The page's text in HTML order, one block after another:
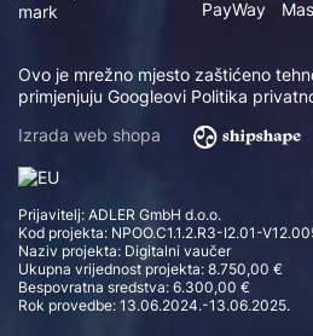
Ovo je mrežno mjesto zaštićeno
primjenjuju Googleovi Politika
Izrada web shopa
Prijavitelj: ADLER GmbH d.o.o.
Kod projekta: NPOO.C1.1.2.R3-I2.01-
Naziv projekta: Digitalni vaučer
Ukupna vrijednost projekta: 8.750,00 €
Bespovratna sredstva: 6.300,00 €
Rok provedbe: 13.06.2024.-13.06.2025.